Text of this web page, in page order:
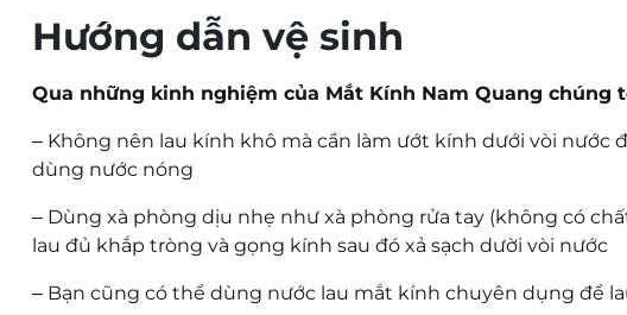
Hướng dẫn vệ sinh
Qua những kinh nghiệm của Mắt Kính Nam Quang chúng
– Không nên lau kính khô mà cần làm ướt kính dưới vòi nước
dùng nước nóng
– Dùng xà phòng dịu nhẹ như xà phòng rửa tay (không có
lau đủ khắp tròng và gọng kính sau đó xả sạch dười vòi nước
– Bạn cũng có thể dùng nước lau mắt kính chuyên dụng để